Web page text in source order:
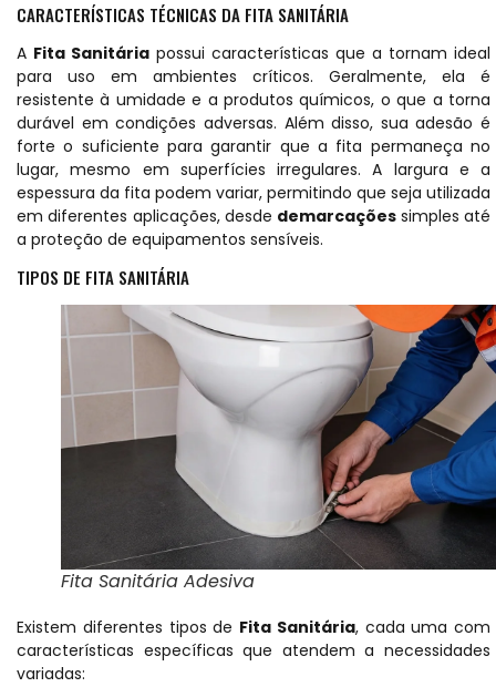
CARACTERÍSTICAS TÉCNICAS DA FITA SANITÁRIA
A Fita Sanitária possui características que a tornam ideal
para uso em ambientes críticos. Geralmente, ela é
resistente à umidade e a produtos químicos, o que a torna
durável em condições adversas. Além disso, sua adesão é
forte o suficiente para garantir que a fita permaneça no
lugar, mesmo em superfícies irregulares. A largura e a
espessura da fita podem variar, permitindo que seja utilizada
em diferentes aplicações, desde demarcações simples até
a proteção de equipamentos sensíveis.
TIPOS DE FITA SANITÁRIA
Fita Sanitária Adesiva
Existem diferentes tipos de Fita Sanitária, cada uma com
características específicas que atendem a necessidades
variadas: